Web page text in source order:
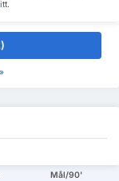
Mål/90'